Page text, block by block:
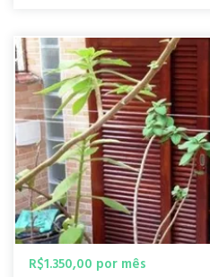
R$1.350,00 por mês